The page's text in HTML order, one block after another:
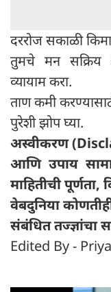
दररोज सकाळी
तुमचे मन सक्रिय
व्यायाम करा.
ताण कमी
पुरेशी झोप घ्या.
अस्वीकरण
आणि उपाय
माहितीची
वेबदुनिया
संबंधित तज्ज्ञांचा
Edited By -